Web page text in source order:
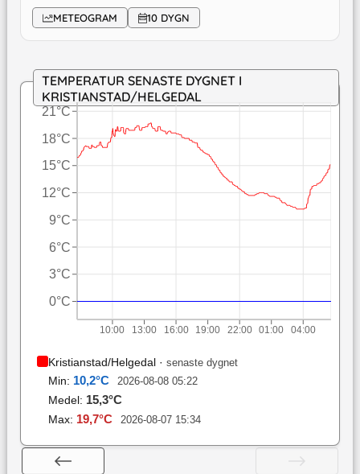
METEOGRAM 10 DYGN
TEMPERATUR SENASTE DYGNET I
KRISTIANSTAD/HELGEDAL
10:00 13:00 16:00 19:00 22:00 01:00 04:00
0°C
3°C
6°C
9°C
12°C
15°C
18°C
21°C
Kristianstad/Helgedal· senaste dygnet
Min: 10,2°C 2026-08-08 05:22
Medel: 15,3°C
Max: 19,7°C 2026-08-07 15:34